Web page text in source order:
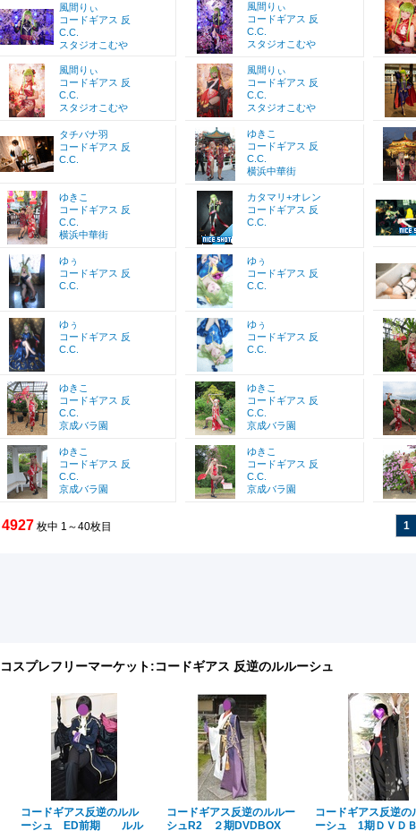
風間りぃ
コードギアス 反
C.C.
スタジオこむや
風間りぃ
コードギアス 反
C.C.
スタジオこむや
風間りぃ
コードギアス 反
C.C.
スタジオこむや
風間りぃ
コードギアス 反
C.C.
スタジオこむや
タチバナ羽
コードギアス 反
C.C.
ゆきこ
コードギアス 反
C.C.
横浜中華街
ゆきこ
コードギアス 反
C.C.
横浜中華街
カタマリ+オレン
コードギアス 反
C.C.
ゆぅ
コードギアス 反
C.C.
ゆぅ
コードギアス 反
C.C.
ゆぅ
コードギアス 反
C.C.
ゆぅ
コードギアス 反
C.C.
ゆきこ
コードギアス 反
C.C.
京成バラ園
ゆきこ
コードギアス 反
C.C.
京成バラ園
ゆきこ
コードギアス 反
C.C.
京成バラ園
ゆきこ
コードギアス 反
C.C.
京成バラ園
4927 枚中 1～40枚目 1
コスプレフリーマーケット:コードギアス 反逆のルルーシュ
コードギアス反逆のルル
ーシュ ED前期 ルル
コードギアス反逆のルルー
シュR2 ２期DVDBOX
コードギアス反逆の
ーシュ 1期ＤＶＤ